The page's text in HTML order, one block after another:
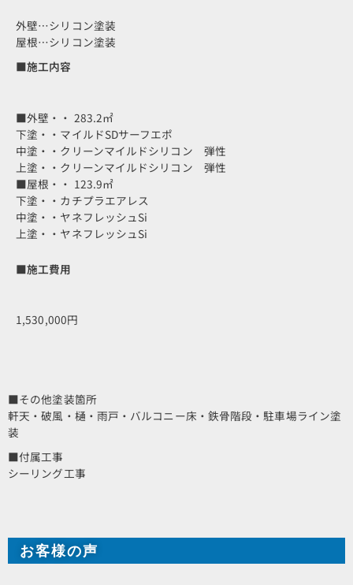
外壁…シリコン塗装
屋根…シリコン塗装
■施工内容
■外壁・・ 283.2㎡
下塗・・マイルドSDサーフエポ
中塗・・クリーンマイルドシリコン 弾性
上塗・・クリーンマイルドシリコン 弾性
■屋根・・ 123.9㎡
下塗・・カチプラエアレス
中塗・・ヤネフレッシュSi
上塗・・ヤネフレッシュSi
■施工費用
1,530,000円
■その他塗装箇所
軒天・破風・樋・雨戸・バルコニー床・鉄骨階段・駐車場ライン塗
装
■付属工事
シーリング工事
お客様の声